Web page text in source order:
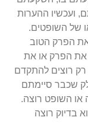
ועכשיו ההערות
של השופטים.
הפרק הטוב
הפרק או את
רוצים להתקדם
שכבר סיימתם
או השופט רוצה.
בדיוק רוצה